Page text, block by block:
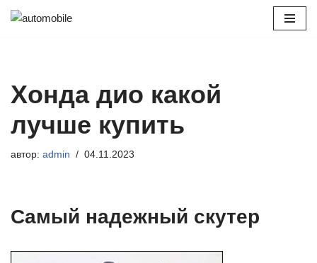
Хонда дио какой
лучше купить
автор: admin 04.11.2023
Самый надежный скутер